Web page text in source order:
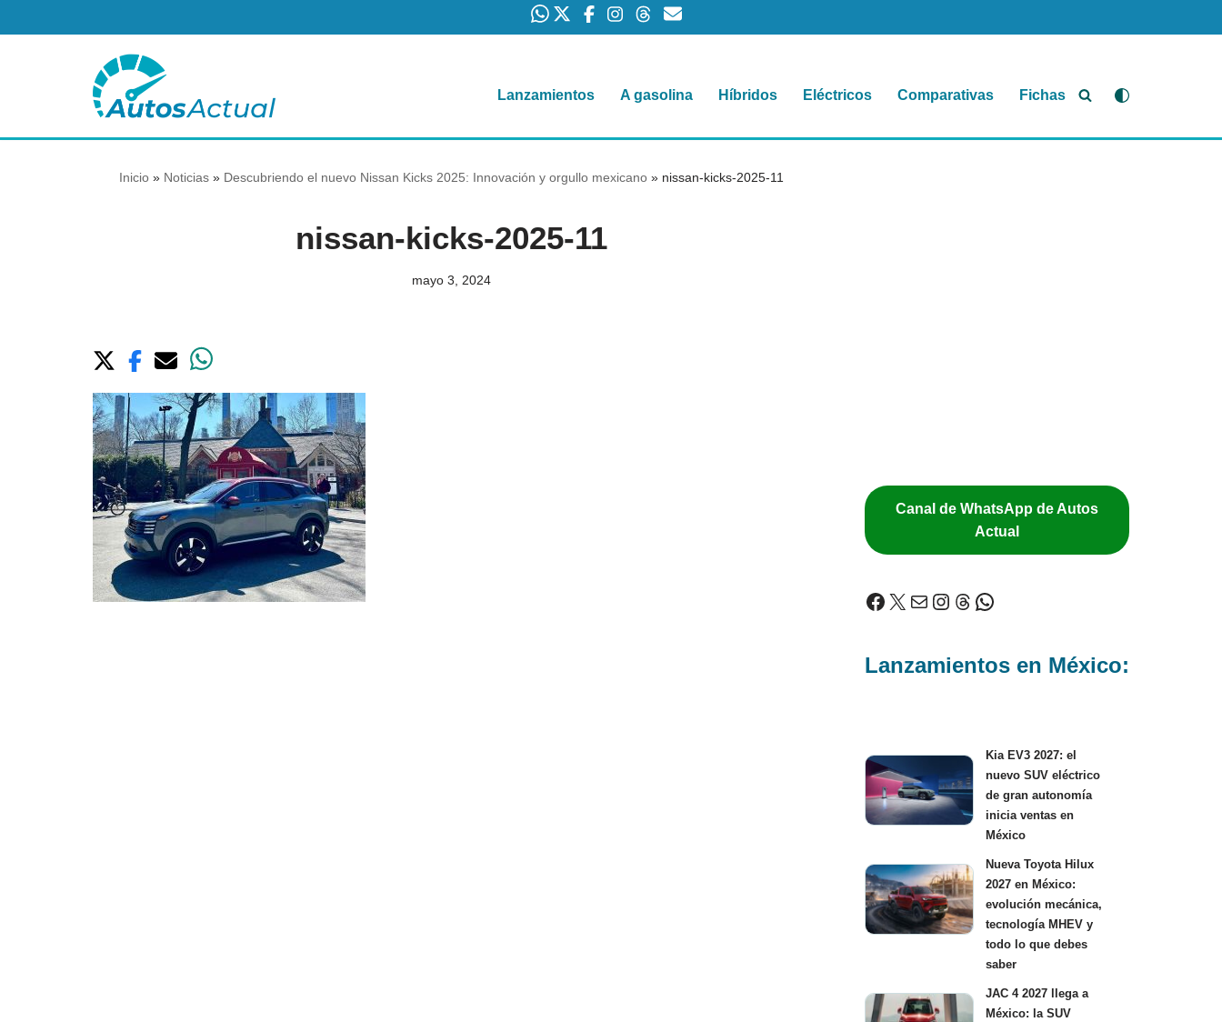
contenido
Lanzamientos A gasolina Híbridos Eléctricos Comparativas Fichas
Inicio » Noticias » Descubriendo el nuevo Nissan Kicks 2025: Innovación y orgullo mexicano » nissan-kicks-2025-11
nissan-kicks-2025-11
mayo 3, 2024
Canal de WhatsApp de Autos
Actual
Lanzamientos en México:
Kia EV3 2027: el
nuevo SUV eléctrico
de gran autonomía
inicia ventas en
México
Nueva Toyota Hilux
2027 en México:
evolución mecánica,
tecnología MHEV y
todo lo que debes
saber
JAC 4 2027 llega a
México: la SUV